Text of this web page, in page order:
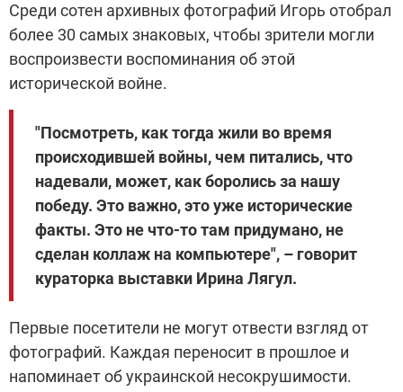
Среди сотен архивных фотографий Игорь отобрал
более 30 самых знаковых, чтобы зрители могли
воспроизвести воспоминания об этой
исторической войне.
"Посмотреть, как тогда жили во время
происходившей войны, чем питались, что
надевали, может, как боролись за нашу
победу. Это важно, это уже исторические
факты. Это не что-то там придумано, не
сделан коллаж на компьютере", – говорит
кураторка выставки Ирина Лягул.
Первые посетители не могут отвести взгляд от
фотографий. Каждая переносит в прошлое и
напоминает об украинской несокрушимости.